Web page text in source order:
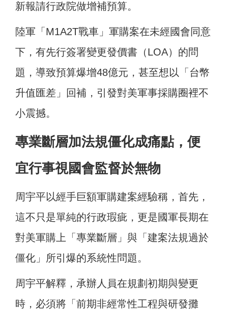
新報請行政院做增補預算。
陸軍「M1A2T戰車」軍購案在未經國會同意
下，有先行簽署變更發價書（LOA）的問
題，導致預算爆增48億元，甚至想以「台幣
升值匯差」回補，引發對美軍事採購圈裡不
小震撼。
專業斷層加法規僵化成痛點，便
宜行事視國會監督於無物
周宇平以經手巨額軍購建案經驗稱，首先，
這不只是單純的行政瑕疵，更是國軍長期在
對美軍購上「專業斷層」與「建案法規過於
僵化」所引爆的系統性問題。
周宇平解釋，承辦人員在規劃初期與變更
時，必須將「前期非經常性工程與研發攤